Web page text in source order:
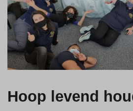
Hoop levend